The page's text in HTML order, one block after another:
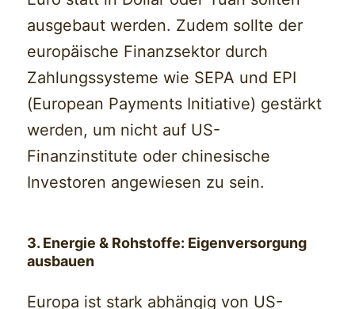
ausgebaut werden. Zudem sollte der
europäische Finanzsektor durch
Zahlungssysteme wie SEPA und EPI
(European Payments Initiative) gestärkt
werden, um nicht auf US-
Finanzinstitute oder chinesische
Investoren angewiesen zu sein.
3. Energie & Rohstoffe: Eigenversorgung
ausbauen
Europa ist stark abhängig von US-